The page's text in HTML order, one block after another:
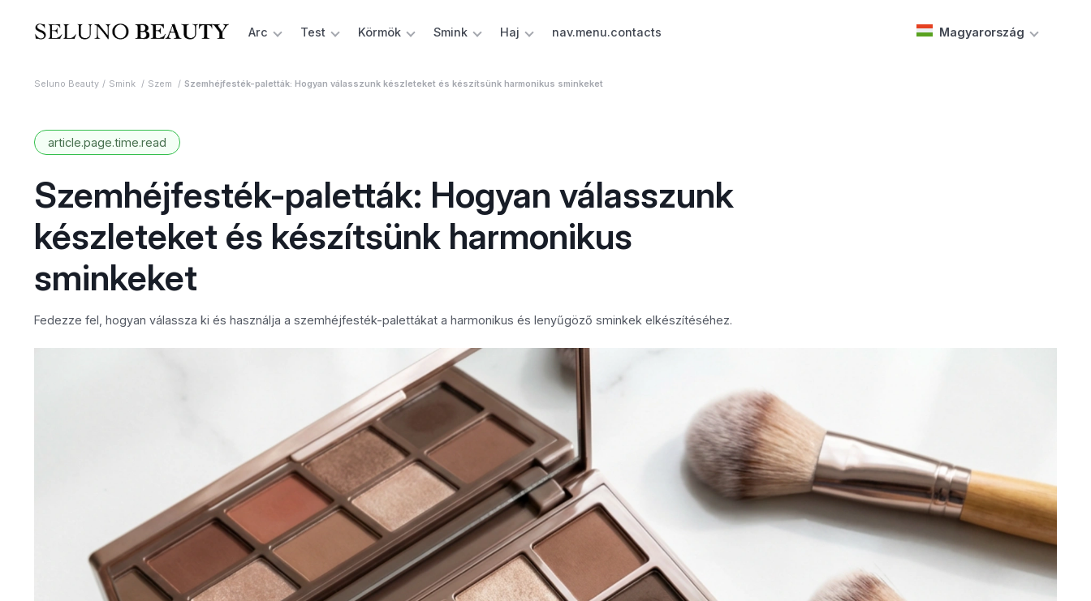
Arc Test Körmök Smink Haj nav.menu.contacts Magyarország
Seluno Beauty Smink Szem Szemhéjfesték-paletták: Hogyan válasszunk készleteket és készítsünk harmonikus sminkeket
article.page.time.read
Szemhéjfesték-paletták: Hogyan válasszunk
készleteket és készítsünk harmonikus
sminkeket
Fedezze fel, hogyan válassza ki és használja a szemhéjfesték-palettákat a harmonikus és lenyűgöző sminkek elkészítéséhez.